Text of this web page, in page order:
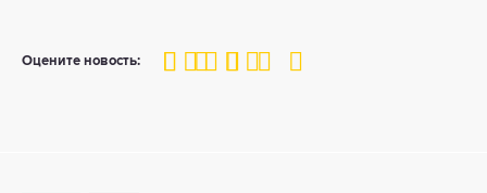
Оцените новость:
100
1 2 3 4 5